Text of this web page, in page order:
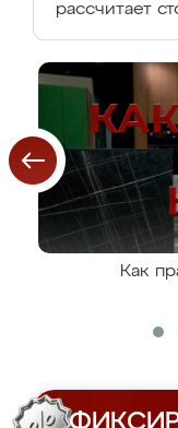
рассчитает
Как